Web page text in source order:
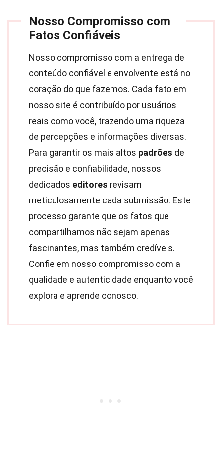
Nosso Compromisso com
Fatos Confiáveis
Nosso compromisso com a entrega de
conteúdo confiável e envolvente está no
coração do que fazemos. Cada fato em
nosso site é contribuído por usuários
reais como você, trazendo uma riqueza
de percepções e informações diversas.
Para garantir os mais altos padrões de
precisão e confiabilidade, nossos
dedicados editores revisam
meticulosamente cada submissão. Este
processo garante que os fatos que
compartilhamos não sejam apenas
fascinantes, mas também credíveis.
Confie em nosso compromisso com a
qualidade e autenticidade enquanto você
explora e aprende conosco.